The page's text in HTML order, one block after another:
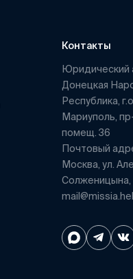
Контакты
Юридический
Донецкая
Республика,
Мариуполь,
помещ. 36
Почтовый
Москва, ул.
Солженицына,